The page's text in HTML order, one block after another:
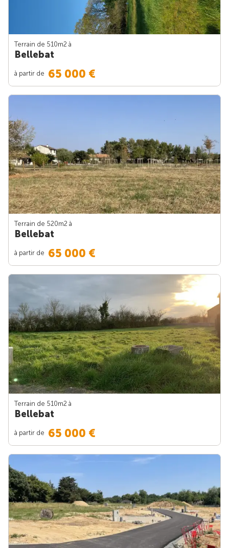
Terrain de 510m2 à
Bellebat
à partir de 65 000 €
Terrain de 520m2 à
Bellebat
à partir de 65 000 €
Terrain de 510m2 à
Bellebat
à partir de 65 000 €